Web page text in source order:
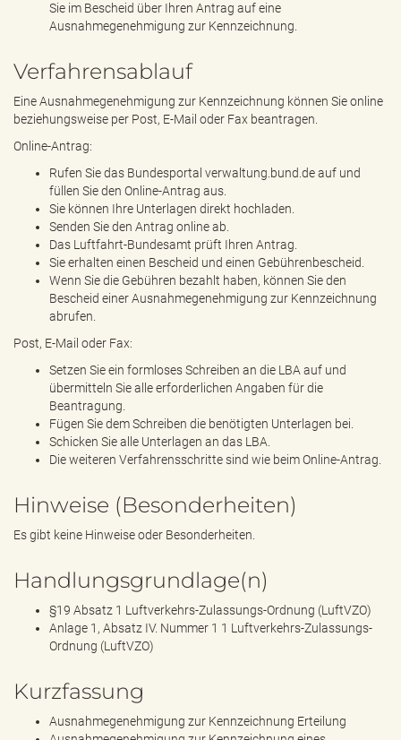
Sie im Bescheid über Ihren Antrag auf eine
Ausnahmegenehmigung zur Kennzeichnung.
Verfahrensablauf
Eine Ausnahmegenehmigung zur Kennzeichnung können Sie online
beziehungsweise per Post, E-Mail oder Fax beantragen.
Online-Antrag:
Rufen Sie das Bundesportal verwaltung.bund.de auf und
füllen Sie den Online-Antrag aus.
Sie können Ihre Unterlagen direkt hochladen.
Senden Sie den Antrag online ab.
Das Luftfahrt-Bundesamt prüft Ihren Antrag.
Sie erhalten einen Bescheid und einen Gebührenbescheid.
Wenn Sie die Gebühren bezahlt haben, können Sie den
Bescheid einer Ausnahmegenehmigung zur Kennzeichnung
abrufen.
Post, E-Mail oder Fax:
Setzen Sie ein formloses Schreiben an die LBA auf und
übermitteln Sie alle erforderlichen Angaben für die
Beantragung.
Fügen Sie dem Schreiben die benötigten Unterlagen bei.
Schicken Sie alle Unterlagen an das LBA.
Die weiteren Verfahrensschritte sind wie beim Online-Antrag.
Hinweise (Besonderheiten)
Es gibt keine Hinweise oder Besonderheiten.
Handlungsgrundlage(n)
§19 Absatz 1 Luftverkehrs-Zulassungs-Ordnung (LuftVZO)
Anlage 1, Absatz IV. Nummer 1 1 Luftverkehrs-Zulassungs-
Ordnung (LuftVZO)
Kurzfassung
Ausnahmegenehmigung zur Kennzeichnung Erteilung